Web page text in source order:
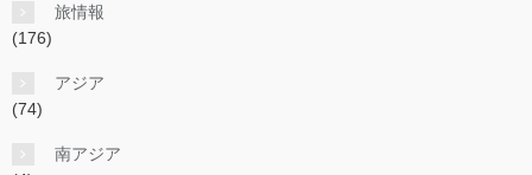
旅情報
(176)
アジア
(74)
南アジア